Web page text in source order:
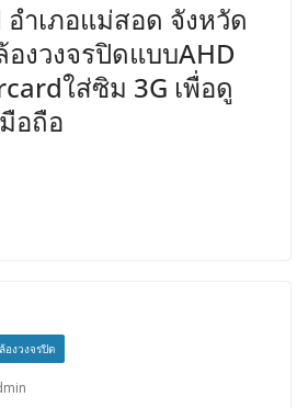
ำเภอแม่สอด จังหวัด
งวงจรปิดแบบAHD
ใส่ซิม 3G เพื่อดู
อถือ
องวงจรปิด